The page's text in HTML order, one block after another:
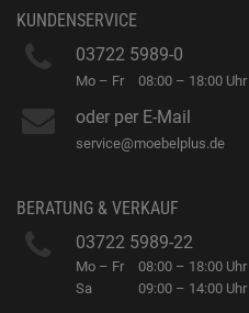
KUNDENSERVICE
03722 5989-0
Mo – Fr 08:00 – 18:00 Uhr
oder per E-Mail
service@moebelplus.de
BERATUNG & VERKAUF
03722 5989-22
Mo – Fr
Sa
08:00 – 18:00 Uhr
09:00 – 14:00 Uhr